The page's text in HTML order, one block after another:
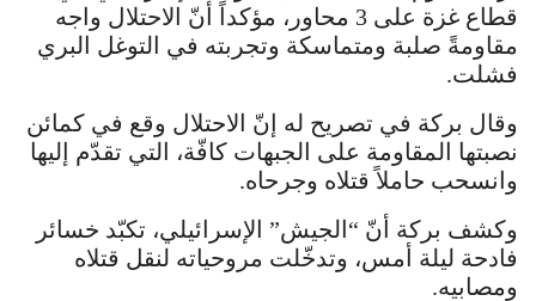
قطاع غزة على 3 محاور، مؤكداً أنّ الاحتلال واجه
مقاومةً صلبة ومتماسكة وتجربته في التوغل البري
فشلت.
وقال بركة في تصريح له إنّ الاحتلال وقع في كمائن
نصبتها المقاومة على الجبهات كافّة، التي تقدّم إليها
وانسحب حاملاً قتلاه وجرحاه.
وكشف بركة أنّ “الجيش” الإسرائيلي، تكبّد خسائر
فادحة ليلة أمس، وتدخّلت مروحياته لنقل قتلاه
ومصابيه.